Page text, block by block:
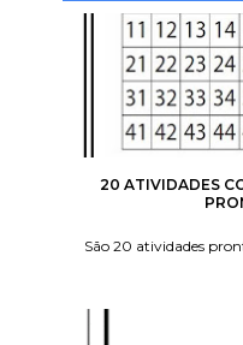
20 ATIVIDADES
São 20 atividades